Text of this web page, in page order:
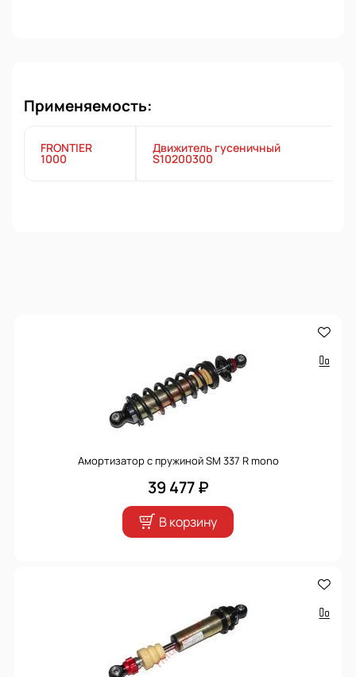
Применяемость:
FRONTIER
1000
Движитель гусеничный
S10200300
Амортизатор с пружиной SM 337 R mono
39 477 ₽
В корзину